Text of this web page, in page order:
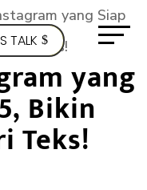
TALK
yang Siap
Teks!
yang
Bikin
Teks!